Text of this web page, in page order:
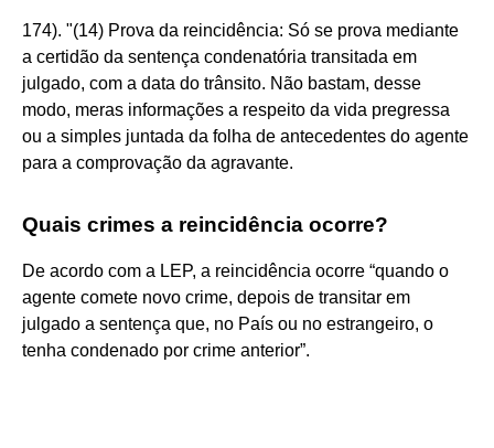
174). "(14) Prova da reincidência: Só se prova mediante
a certidão da sentença condenatória transitada em
julgado, com a data do trânsito. Não bastam, desse
modo, meras informações a respeito da vida pregressa
ou a simples juntada da folha de antecedentes do agente
para a comprovação da agravante.
Quais crimes a reincidência ocorre?
De acordo com a LEP, a reincidência ocorre “quando o
agente comete novo crime, depois de transitar em
julgado a sentença que, no País ou no estrangeiro, o
tenha condenado por crime anterior”.